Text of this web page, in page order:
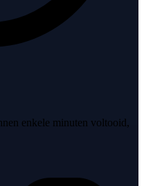
enkele minuten voltooid,